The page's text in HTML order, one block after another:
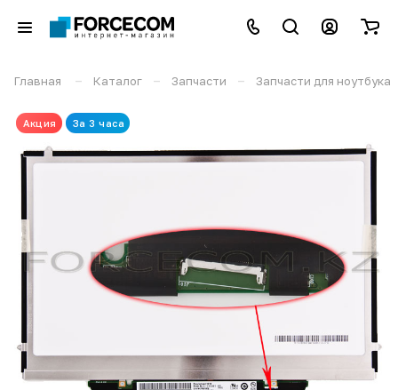
Главная – Каталог – Запчасти – Запчасти для ноутбука
Акция За 3 часа